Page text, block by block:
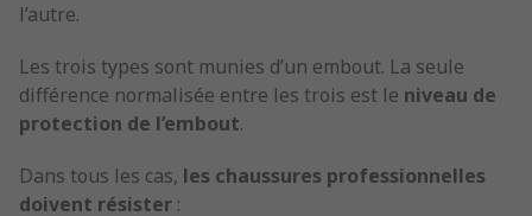
l’autre.
Les trois types sont munies d’un embout. La seule
différence normalisée entre les trois est le niveau de
protection de l’embout.
Dans tous les cas, les chaussures professionnelles
doivent résister :